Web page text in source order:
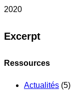
2020
Excerpt
Ressources
Actualités (5)